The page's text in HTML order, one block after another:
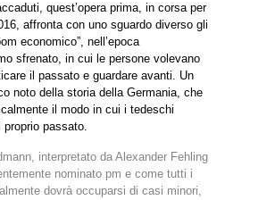
quest’opera prima, in corsa per
affronta con uno sguardo diverso gli
economico”, nell’epoca
sfrenato, in cui le persone volevano
il passato e guardare avanti. Un
noto della storia della Germania, che
il modo in cui i tedeschi
proprio passato.
interpretato da Alexander Fehling
nominato pm e come tutti i
dovrà occuparsi di casi minori,